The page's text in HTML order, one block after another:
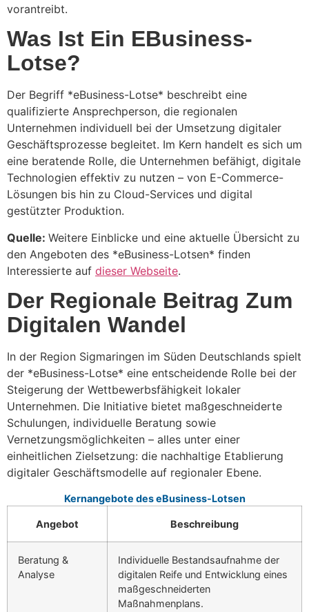
vorantreibt.
Was Ist Ein EBusiness-
Lotse?
Der Begriff *eBusiness-Lotse* beschreibt eine
qualifizierte Ansprechperson, die regionalen
Unternehmen individuell bei der Umsetzung digitaler
Geschäftsprozesse begleitet. Im Kern handelt es sich um
eine beratende Rolle, die Unternehmen befähigt, digitale
Technologien effektiv zu nutzen – von E-Commerce-
Lösungen bis hin zu Cloud-Services und digital
gestützter Produktion.
Quelle: Weitere Einblicke und eine aktuelle Übersicht zu
den Angeboten des *eBusiness-Lotsen* finden
Interessierte auf dieser Webseite.
Der Regionale Beitrag Zum
Digitalen Wandel
In der Region Sigmaringen im Süden Deutschlands spielt
der *eBusiness-Lotse* eine entscheidende Rolle bei der
Steigerung der Wettbewerbsfähigkeit lokaler
Unternehmen. Die Initiative bietet maßgeschneiderte
Schulungen, individuelle Beratung sowie
Vernetzungsmöglichkeiten – alles unter einer
einheitlichen Zielsetzung: die nachhaltige Etablierung
digitaler Geschäftsmodelle auf regionaler Ebene.
Kernangebote des eBusiness-Lotsen
Angebot Beschreibung
Beratung &
Analyse
Individuelle Bestandsaufnahme der
digitalen Reife und Entwicklung eines
maßgeschneiderten
Maßnahmenplans.